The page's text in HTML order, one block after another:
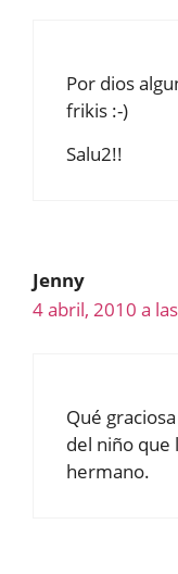
Por dios
frikis :-)
Salu2!!
Jenny
4 abril, 2010 a
Qué
del niño que
hermano.